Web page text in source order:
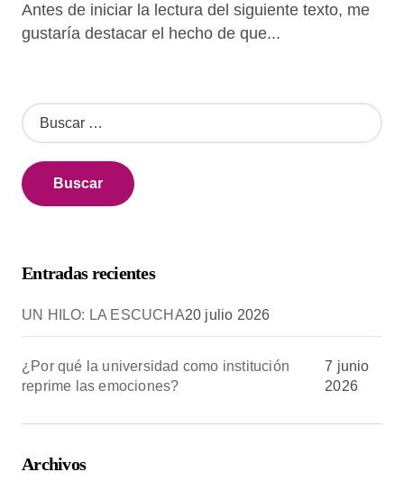
Antes de iniciar la lectura del siguiente texto, me
gustaría destacar el hecho de que...
B
u
c
a
Entradas recientes
UN HILO: LA ESCUCHA20 julio 2026
¿Por qué la universidad como institución
reprime las emociones?
7 junio
2026
Archivos